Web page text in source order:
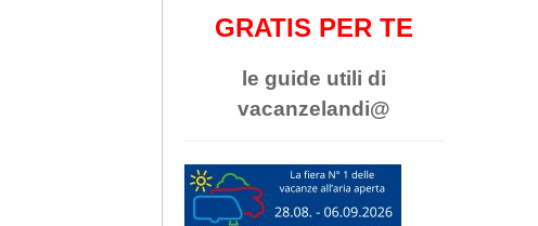
GRATIS PER TE
le guide utili di
vacanzelandi@